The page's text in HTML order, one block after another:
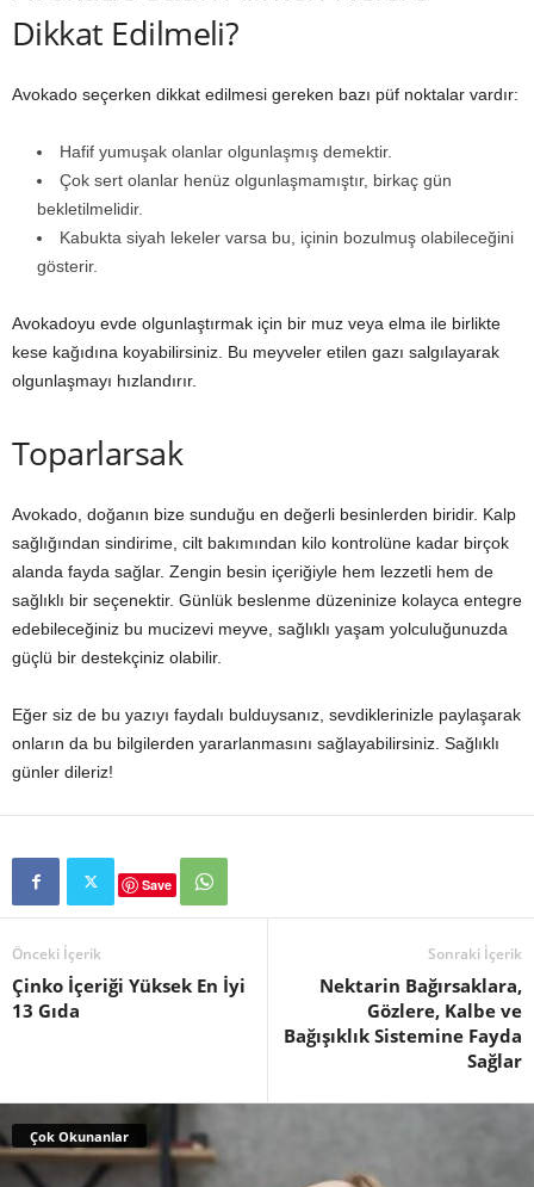
Dikkat Edilmeli?
Avokado seçerken dikkat edilmesi gereken bazı püf noktalar vardır:
Hafif yumuşak olanlar olgunlaşmış demektir.
Çok sert olanlar henüz olgunlaşmamıştır, birkaç gün
bekletilmelidir.
Kabukta siyah lekeler varsa bu, içinin bozulmuş olabileceğini
gösterir.
Avokadoyu evde olgunlaştırmak için bir muz veya elma ile birlikte
kese kağıdına koyabilirsiniz. Bu meyveler etilen gazı salgılayarak
olgunlaşmayı hızlandırır.
Toparlarsak
Avokado, doğanın bize sunduğu en değerli besinlerden biridir. Kalp
sağlığından sindirime, cilt bakımından kilo kontrolüne kadar birçok
alanda fayda sağlar. Zengin besin içeriğiyle hem lezzetli hem de
sağlıklı bir seçenektir. Günlük beslenme düzeninize kolayca entegre
edebileceğiniz bu mucizevi meyve, sağlıklı yaşam yolculuğunuzda
güçlü bir destekçiniz olabilir.
Eğer siz de bu yazıyı faydalı bulduysanız, sevdiklerinizle paylaşarak
onların da bu bilgilerden yararlanmasını sağlayabilirsiniz. Sağlıklı
günler dileriz!
Save
Önceki İçerik
Çinko İçeriği Yüksek En İyi
13 Gıda
Sonraki İçerik
Nektarin Bağırsaklara,
Gözlere, Kalbe ve
Bağışıklık Sistemine Fayda
Sağlar
Çok Okunanlar